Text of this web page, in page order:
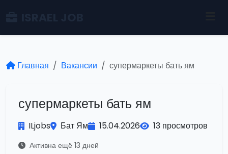
Главная Вакансии супермаркеты бать ям
супермаркеты бать ям
ILjobs Бат Ям 15.04.2026 13 просмотров
Активна ещё 13 дней